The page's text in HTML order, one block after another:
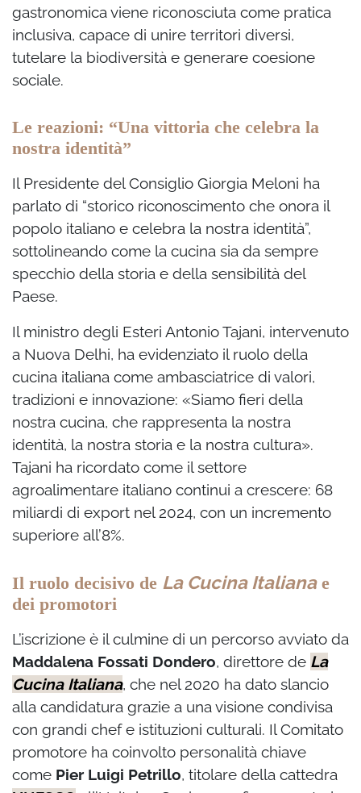
gastronomica viene riconosciuta come pratica
inclusiva, capace di unire territori diversi,
tutelare la biodiversità e generare coesione
sociale.
Le reazioni: “Una vittoria che celebra la
nostra identità”
Il Presidente del Consiglio Giorgia Meloni ha
parlato di “storico riconoscimento che onora il
popolo italiano e celebra la nostra identità”,
sottolineando come la cucina sia da sempre
specchio della storia e della sensibilità del
Paese.
Il ministro degli Esteri Antonio Tajani, intervenuto
a Nuova Delhi, ha evidenziato il ruolo della
cucina italiana come ambasciatrice di valori,
tradizioni e innovazione: «Siamo fieri della
nostra cucina, che rappresenta la nostra
identità, la nostra storia e la nostra cultura».
Tajani ha ricordato come il settore
agroalimentare italiano continui a crescere: 68
miliardi di export nel 2024, con un incremento
superiore all’8%.
Il ruolo decisivo de La Cucina Italianae
dei promotori
L’iscrizione è il culmine di un percorso avviato da
Maddalena Fossati Dondero, direttore de La
Cucina Italiana, che nel 2020 ha dato slancio
alla candidatura grazie a una visione condivisa
con grandi chef e istituzioni culturali. Il Comitato
promotore ha coinvolto personalità chiave
come Pier Luigi Petrillo, titolare della cattedra